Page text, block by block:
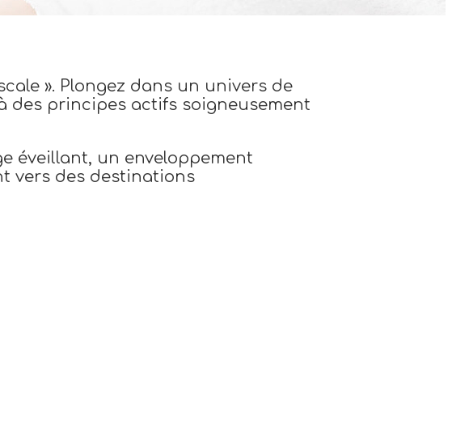
». Plongez dans un univers de
des principes actifs soigneusement
éveillant, un enveloppement
vers des destinations